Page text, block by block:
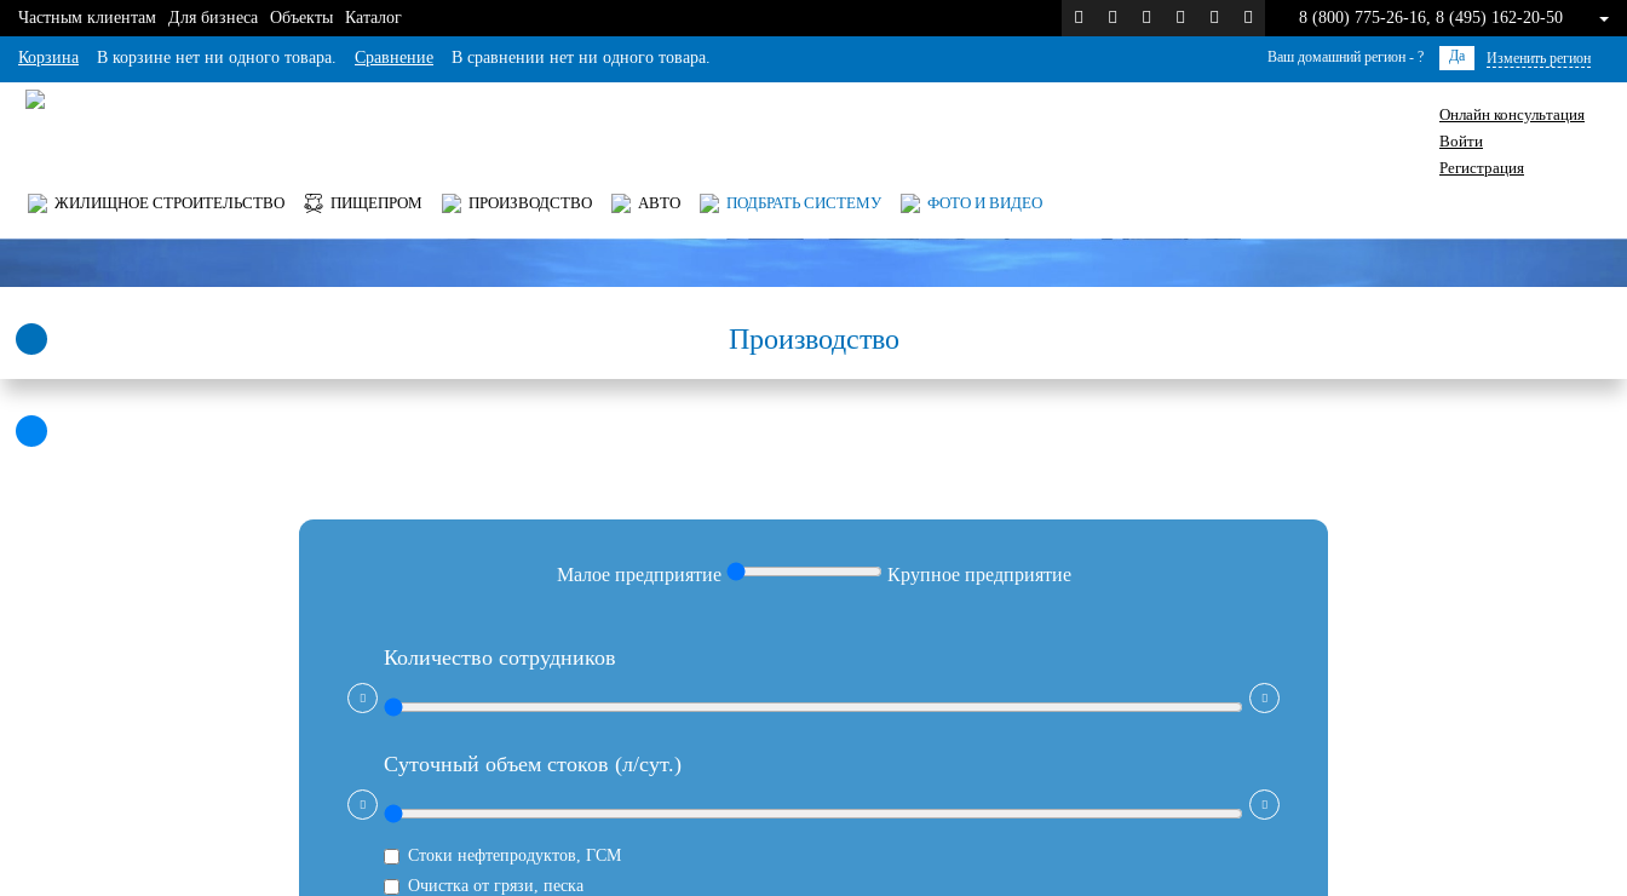
Частным клиентам Для бизнеса Объекты Каталог 8 (800) 775-26-16, 8 (495) 162-20-50
Корзина В корзине нет ни одного товара. Сравнение В сравнении нет ни одного товара. Ваш домашний регион - ? Да Изменить регион
Онлайн консультация
Войти
Регистрация
ЖИЛИЩНОЕ СТРОИТЕЛЬСТВО
ПИЩЕПРОМ ПРОИЗВОДСТВО АВТО ПОДБРАТЬ СИСТЕМУ ФОТО И ВИДЕО
Производство
Малое предприятие Крупное предприятие
Количество сотрудников
Суточный объем стоков (л/сут.)
Стоки нефтепродуктов, ГСМ
Очистка от грязи, песка